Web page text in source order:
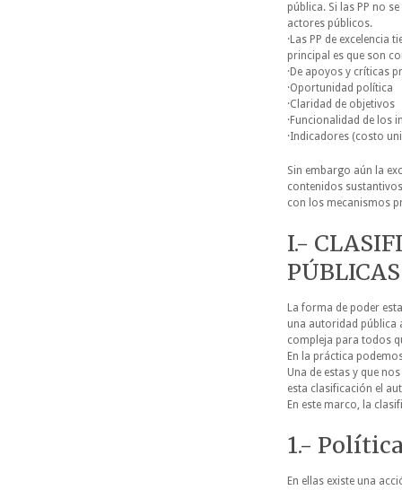
pública. Si las PP no
actores públicos.
·Las PP de
principal es que son
·De apoyos y críticas
·Oportunidad política
·Claridad de objetivos
·Funcionalidad de los
·Indicadores (costo
Sin embargo aún la
contenidos
con los mecanismos
I.-
PÚBLICAS
La forma de poder
una autoridad pública
compleja para todos
En la práctica
Una de estas y que
esta clasificación el
En este marco, la
1.-
En ellas existe una